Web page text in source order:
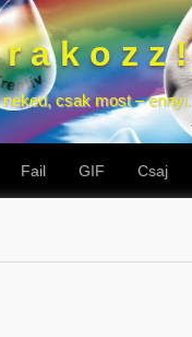
a k o z z !
csak most – ennyi.
Fail GIF Csaj